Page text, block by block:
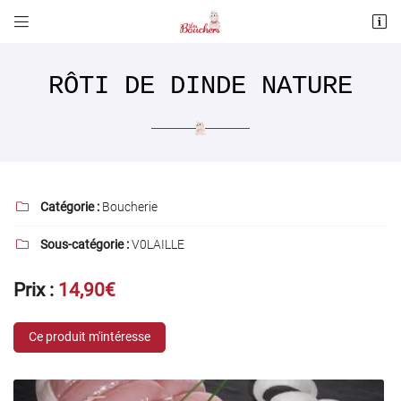
 
02 47 28 20 38
 Recopier le code ci-contre
RÔTI DE DINDE NATURE
 Catégorie : Boucherie
 Sous-catégorie :V0LAILLE
Prix : 14,90€
Ce produit m'intéresse